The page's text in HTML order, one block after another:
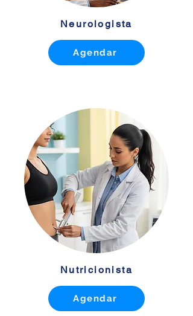
Neurologista
Agendar
Nutricionista
Agendar